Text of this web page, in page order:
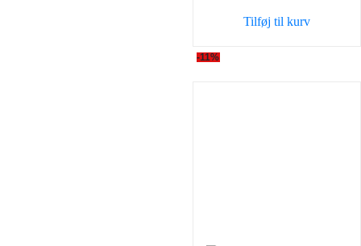
549,00 kr..
Tilføj til kurv
-11%